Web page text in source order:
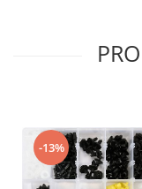
-13%